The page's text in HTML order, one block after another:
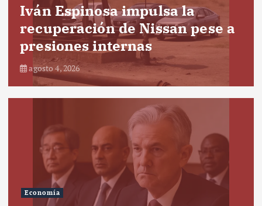
Iván Espinosa impulsa la
recuperación de Nissan pese a
presiones internas
agosto 4, 2026
Economía